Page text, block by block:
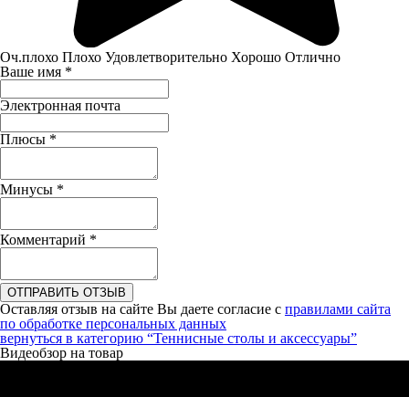
Оч.плохо Плохо Удовлетворительно Хорошо Отлично
Ваше имя *
Электронная почта
Плюсы *
Минусы *
Комментарий *
ОТПРАВИТЬ ОТЗЫВ
Оставляя отзыв на сайте Вы даете согласие с правилами сайта
по обработке персональных данных
вернуться в категорию “Теннисные столы и аксессуары”
Видеобзор на товар